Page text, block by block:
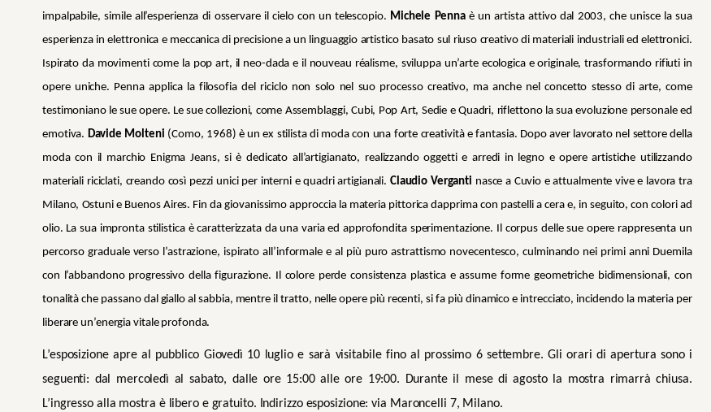
impalpabile, simile all’esperienza di osservare il cielo con un telescopio. Michele Pennaè un artista attivo dal 2003, che unisce la sua
esperienza in elettronica e meccanica di precisione a un linguaggio artistico basato sul riuso creativo di materiali industriali ed elettronici.
Ispirato da movimenti come la pop art, il neo-dada e il nouveau réalisme, sviluppa un’arte ecologica e originale, trasformando rifiuti in
opere uniche. Penna applica la filosofia del riciclo non solo nel suo processo creativo, ma anche nel concetto stesso di arte, come
testimoniano le sue opere. Le sue collezioni, come Assemblaggi, Cubi, Pop Art, Sedie e Quadri, riflettono la sua evoluzione personale ed
emotiva. Davide Molteni (Como, 1968) è un ex stilista di moda con una forte creatività e fantasia. Dopo aver lavorato nel settore della
moda con il marchio Enigma Jeans, si è dedicato all’artigianato, realizzando oggetti e arredi in legno e opere artistiche utilizzando
materiali riciclati, creando così pezzi unici per interni e quadri artigianali. Claudio Verganti nasce a Cuvio e attualmente vive e lavora tra
Milano, Ostuni e Buenos Aires. Fin da giovanissimo approccia la materia pittorica dapprima con pastelli a cera e, in seguito, con colori ad
olio. La sua impronta stilistica è caratterizzata da una varia ed approfondita sperimentazione. Il corpus delle sue opere rappresenta un
percorso graduale verso l’astrazione, ispirato all’informale e al più puro astrattismo novecentesco, culminando nei primi anni Duemila
con l’abbandono progressivo della figurazione. Il colore perde consistenza plastica e assume forme geometriche bidimensionali, con
tonalità che passano dal giallo al sabbia, mentre il tratto, nelle opere più recenti, si fa più dinamico e intrecciato, incidendo la materia per
liberare un’energia vitale profonda.
L’esposizione apre al pubblico Giovedì 10 luglio e sarà visitabile fino al prossimo 6 settembre. Gli orari di apertura sono i
seguenti: dal mercoledì al sabato, dalle ore 15:00 alle ore 19:00. Durante il mese di agosto la mostra rimarrà chiusa.
L’ingresso alla mostra è libero e gratuito. Indirizzo esposizione: via Maroncelli 7, Milano.